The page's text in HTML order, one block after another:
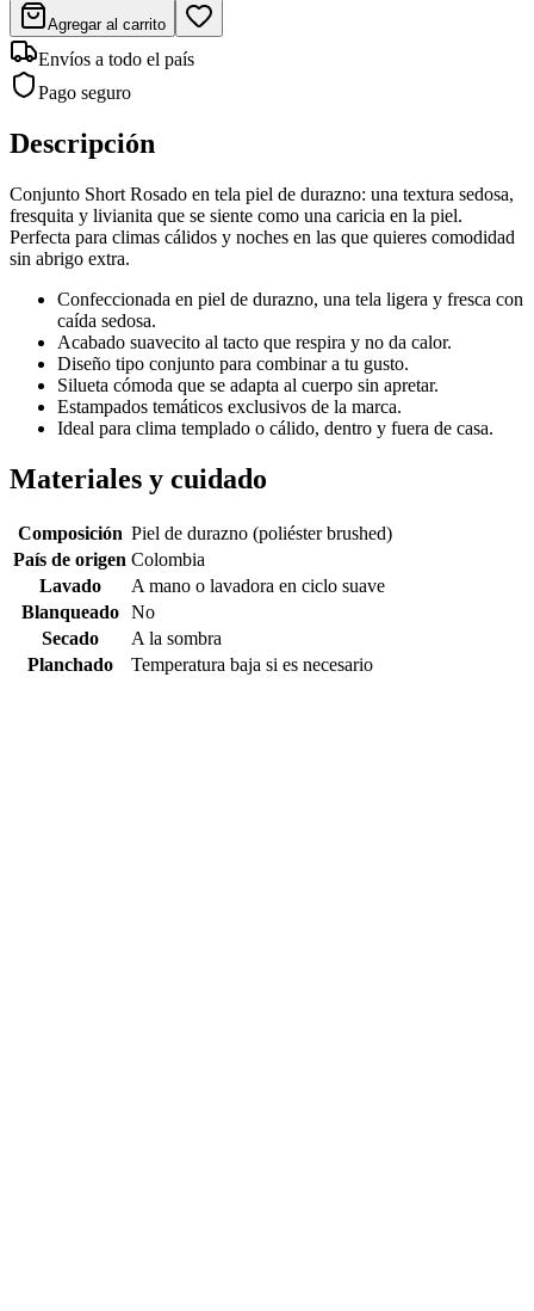
Agregar al carrito
Envíos a todo el país
Pago seguro
Descripción
Conjunto Short Rosado en tela piel de durazno: una textura sedosa,
fresquita y livianita que se siente como una caricia en la piel.
Perfecta para climas cálidos y noches en las que quieres comodidad
sin abrigo extra.
Confeccionada en piel de durazno, una tela ligera y fresca con
caída sedosa.
Acabado suavecito al tacto que respira y no da calor.
Diseño tipo conjunto para combinar a tu gusto.
Silueta cómoda que se adapta al cuerpo sin apretar.
Estampados temáticos exclusivos de la marca.
Ideal para clima templado o cálido, dentro y fuera de casa.
Materiales y cuidado
Composición Piel de durazno (poliéster brushed)
País de origen Colombia
Lavado
A mano o lavadora en ciclo suave
Blanqueado
No
Secado
A la sombra
Planchado
Temperatura baja si es necesario